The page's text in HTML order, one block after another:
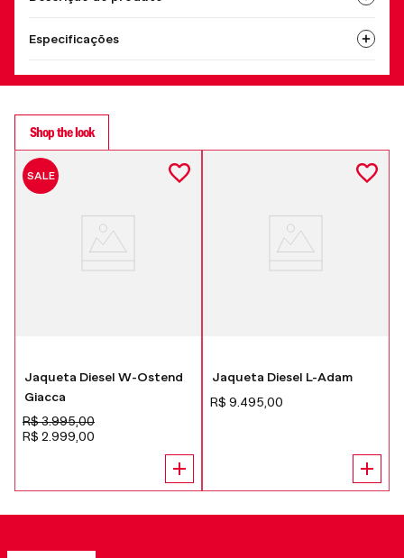
Especificações
Shop the look
SALE
Jaqueta Diesel W-Ostend
Giacca
R$3.995,00
R$ 2 999 00
Jaqueta Diesel L-Adam
R$ 9 495 00